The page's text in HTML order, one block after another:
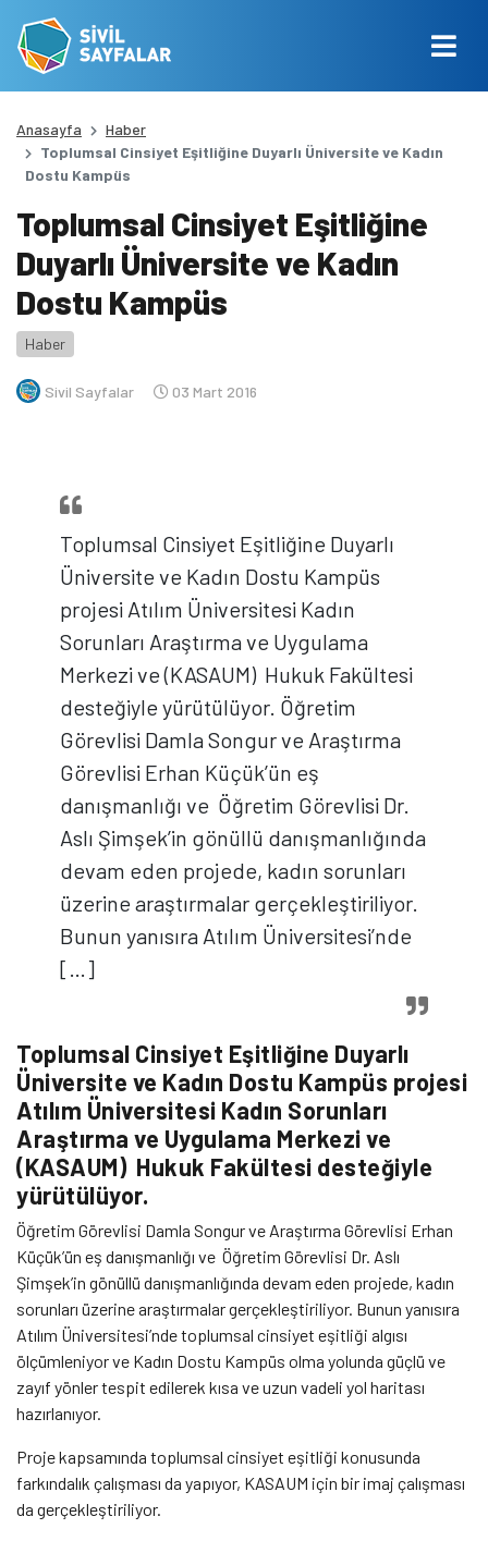
Anasayfa
Haber
Toplumsal Cinsiyet Eşitliğine Duyarlı Üniversite ve Kadın
Dostu Kampüs
Toplumsal Cinsiyet Eşitliğine
Duyarlı Üniversite ve Kadın
Dostu Kampüs
Haber
Sivil Sayfalar 03 Mart 2016
Toplumsal Cinsiyet Eşitliğine Duyarlı
Üniversite ve Kadın Dostu Kampüs
projesi Atılım Üniversitesi Kadın
Sorunları Araştırma ve Uygulama
Merkezi ve (KASAUM) Hukuk Fakültesi
desteğiyle yürütülüyor. Öğretim
Görevlisi Damla Songur ve Araştırma
Görevlisi Erhan Küçük’ün eş
danışmanlığı ve Öğretim Görevlisi Dr.
Aslı Şimşek’in gönüllü danışmanlığında
devam eden projede, kadın sorunları
üzerine araştırmalar gerçekleştiriliyor.
Bunun yanısıra Atılım Üniversitesi’nde
[…]
Toplumsal Cinsiyet Eşitliğine Duyarlı
Üniversite ve Kadın Dostu Kampüs projesi
Atılım Üniversitesi Kadın Sorunları
Araştırma ve Uygulama Merkezi ve
(KASAUM) Hukuk Fakültesi desteğiyle
yürütülüyor.
Öğretim Görevlisi Damla Songur ve Araştırma Görevlisi Erhan
Küçük’ün eş danışmanlığı ve Öğretim Görevlisi Dr. Aslı
Şimşek’in gönüllü danışmanlığında devam eden projede, kadın
sorunları üzerine araştırmalar gerçekleştiriliyor. Bunun yanısıra
Atılım Üniversitesi’nde toplumsal cinsiyet eşitliği algısı
ölçümleniyor ve Kadın Dostu Kampüs olma yolunda güçlü ve
zayıf yönler tespit edilerek kısa ve uzun vadeli yol haritası
hazırlanıyor.
Proje kapsamında toplumsal cinsiyet eşitliği konusunda
farkındalık çalışması da yapıyor, KASAUM için bir imaj çalışması
da gerçekleştiriliyor.